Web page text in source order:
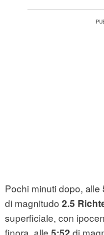
Pochi minuti dopo, alle
di magnitudo 2.5
superficiale, con